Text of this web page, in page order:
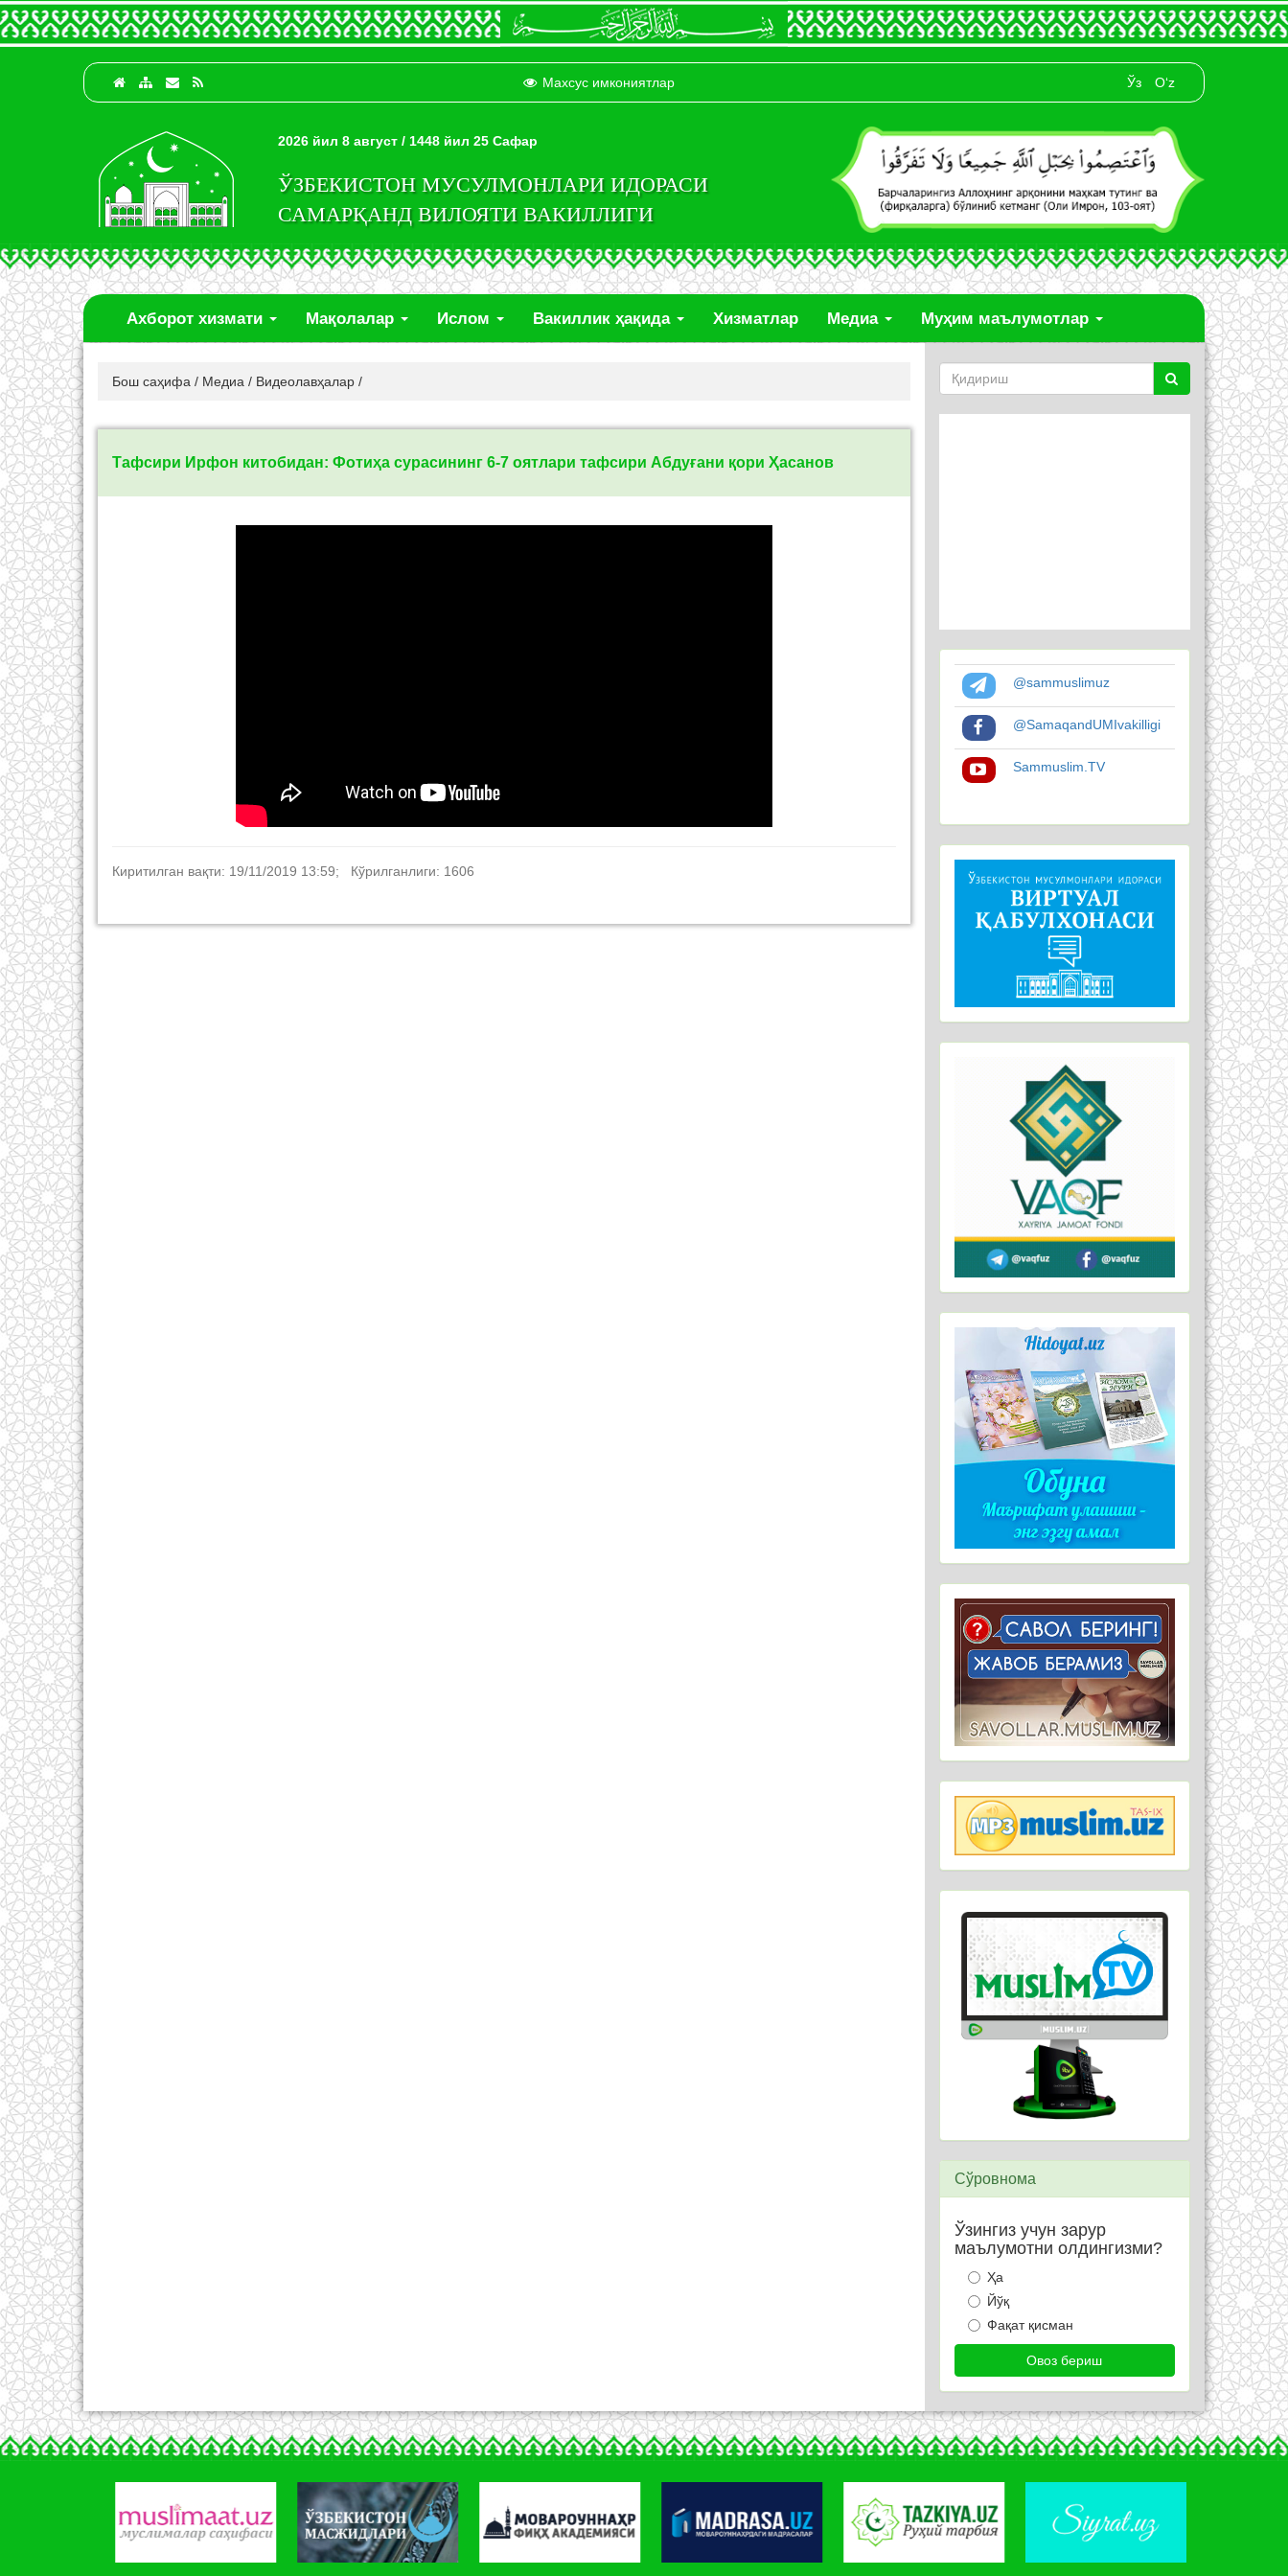
Махсус имкониятлар Ўз O‘z
2026 йил 8 август / 1448 йил 25 Сафар
ЎЗБЕКИСТОН МУСУЛМОНЛАРИ ИДОРАСИ
САМАРҚАНД ВИЛОЯТИ ВАКИЛЛИГИ
Ахборот хизмати Мақолалар Ислом Вакиллик ҳақида Хизматлар Медиа Муҳим маълумотлар
Бош саҳифа / Медиа / Видеолавҳалар /
Тафсири Ирфон китобидан: Фотиҳа сурасининг 6-7 оятлари тафсири Абдуғани қори Ҳасанов
Киритилган вақти: 19/11/2019 13:59; Кўрилганлиги: 1606
@sammuslimuz
@SamaqandUMIvakilligi
Sammuslim.TV
Сўровнома
Ўзингиз учун зарур
маълумотни олдингизми?
Ҳа
Йўқ
Фақат қисман